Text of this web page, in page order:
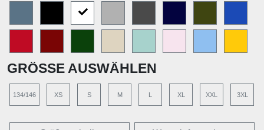
GRÖSSE AUSWÄHLEN
134/146 XS S M L XL XXL 3XL